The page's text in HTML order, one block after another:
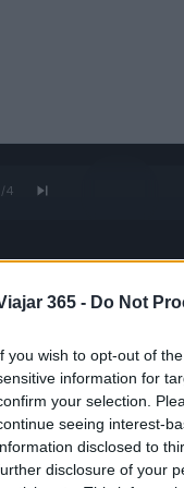
365 - Do Not
you wish to opt-out of
information for
your selection.
seeing interest-
disclosed to
disclosure of your
/4
Baia yBacoli,
ahora se
para